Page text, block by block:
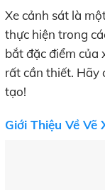
Xe cảnh sát là
thực hiện trong
bắt đặc điểm của
rất cần thiết. Hãy
tạo!
Giới Thiệu Về Vẽ